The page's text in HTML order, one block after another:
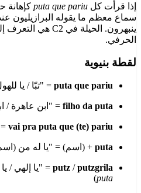
إذا قرأت كل puta que pariu
سماع معظم ما يقوله البرازيليون
ينبهرون. الحيلة في C2 هي التعرف إلى
الحرفي.
لقطة بنيوية
puta que pariu = "تبّا / يا
filho da puta = "ابن عاهرة /
vai pra puta que (te) pariu
puta + (اسم) = "يا له من
putz /putzgrila
= "يا إلهي /
puta
)